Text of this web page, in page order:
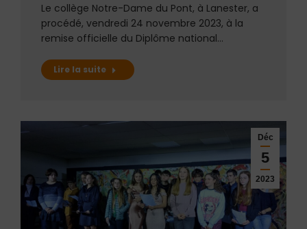
Le collège Notre-Dame du Pont, à Lanester, a
procédé, vendredi 24 novembre 2023, à la
remise officielle du Diplôme national…
Lire la suite
Déc
5
2023